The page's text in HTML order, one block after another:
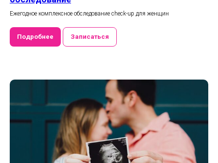
Ежегодное комплексное обследование check-up для женщин
Подробнее Записаться